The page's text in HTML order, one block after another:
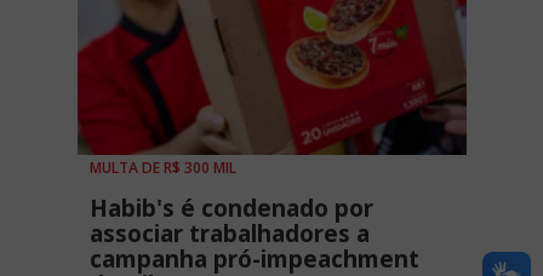
MULTA DE R$ 300 MIL
Habib's é condenado por
associar trabalhadores a
campanha pró-impeachment